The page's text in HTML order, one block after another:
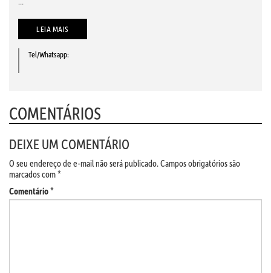
LEIA MAIS
Tel/Whatsapp:
COMENTÁRIOS
DEIXE UM COMENTÁRIO
O seu endereço de e-mail não será publicado.Campos obrigatórios são
marcados com*
Comentário*